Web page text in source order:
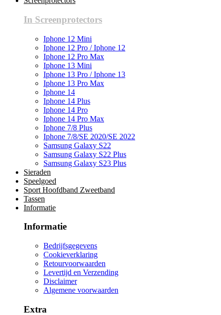
In Screenprotectors
Iphone 12 Mini
Iphone 12 Pro / Iphone 12
Iphone 12 Pro Max
Iphone 13 Mini
Iphone 13 Pro / Iphone 13
Iphone 13 Pro Max
Iphone 14
Iphone 14 Plus
Iphone 14 Pro
Iphone 14 Pro Max
Iphone 7/8 Plus
Iphone 7/8/SE 2020/SE 2022
Samsung Galaxy S22
Samsung Galaxy S22 Plus
Samsung Galaxy S23 Plus
Sieraden
Speelgoed
Sport Hoofdband Zweetband
Tassen
Informatie
Informatie
Bedrijfsgegevens
Cookieverklaring
Retourvoorwaarden
Levertijd en Verzending
Disclaimer
Algemene voorwaarden
Extra